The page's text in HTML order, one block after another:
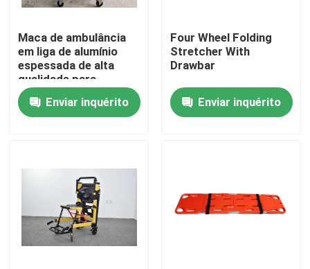
Para casa
Sobre nós
Maca de ambulância
em liga de alumínio
espessada de alta
qualidade para
resgate de
emergência com
encosto ajustável para
Enviar inquérito
Four Wheel Folding
Stretcher With
Drawbar
Enviar inquérito